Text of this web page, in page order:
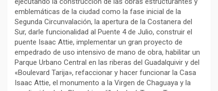
emblemáticas de la ciudad como la fase inicial de la
Segunda Circunvalación, la apertura de la Costanera del
Sur, darle funcionalidad al Puente 4 de Julio, construir el
puente Isaac Attie, implementar un gran proyecto de
empedrado de uso intensivo de mano de obra, habilitar un
Parque Urbano Central en las riberas del Guadalquivir y del
«Boulevard Tarija», refaccionar y hacer funcionar la Casa
Isaac Attie, el monumento a la Virgen de Chaguaya y la